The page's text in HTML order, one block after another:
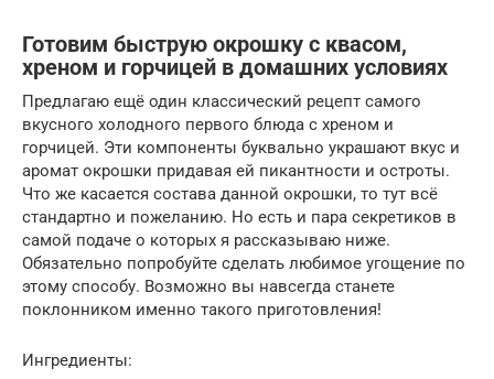
Готовим быструю окрошку с квасом,
хреном и горчицей в домашних условиях
Предлагаю ещё один классический рецепт самого
вкусного холодного первого блюда с хреном и
горчицей. Эти компоненты буквально украшают вкус и
аромат окрошки придавая ей пикантности и остроты.
Что же касается состава данной окрошки, то тут всё
стандартно и пожеланию. Но есть и пара секретиков в
самой подаче о которых я рассказываю ниже.
Обязательно попробуйте сделать любимое угощение по
этому способу. Возможно вы навсегда станете
поклонником именно такого приготовления!
Ингредиенты: